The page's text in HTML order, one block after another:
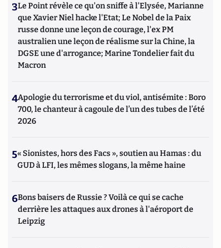
3Le Point révèle ce qu'on sniffe à l'Elysée, Marianne
que Xavier Niel hacke l'Etat; Le Nobel de la Paix
russe donne une leçon de courage, l'ex PM
australien une leçon de réalisme sur la Chine, la
DGSE une d'arrogance; Marine Tondelier fait du
Macron
4Apologie du terrorisme et du viol, antisémite : Boro
700, le chanteur à cagoule de l’un des tubes de l’été
2026
5« Sionistes, hors des Facs », soutien au Hamas : du
GUD à LFI, les mêmes slogans, la même haine
6Bons baisers de Russie ? Voilà ce qui se cache
derrière les attaques aux drones à l'aéroport de
Leipzig